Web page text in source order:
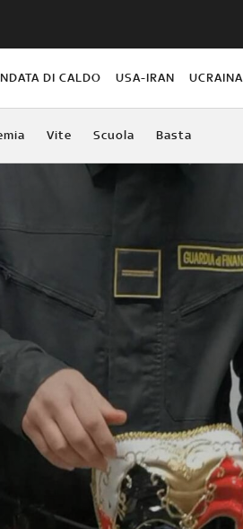
DI CALDO USA-IRAN UCRAINA
Vite Scuola Basta